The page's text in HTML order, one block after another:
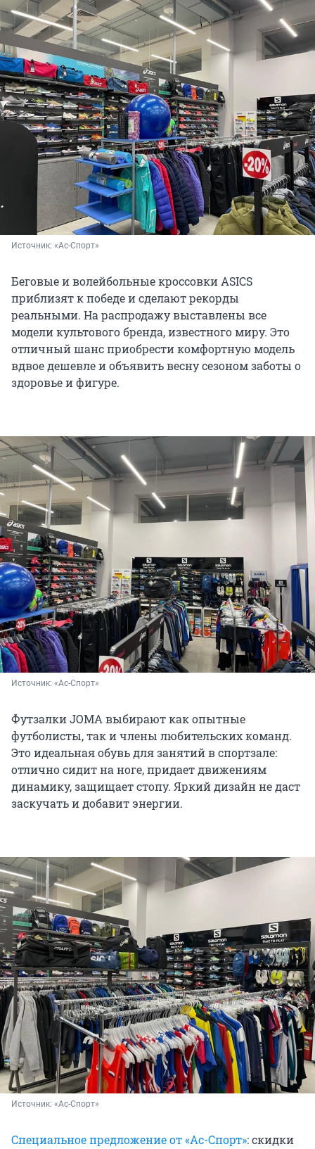
Источник: «Ас-Спорт»
Беговые и волейбольные кроссовки ASICS
приблизят к победе и сделают рекорды
реальными. На распродажу выставлены все
модели культового бренда, известного миру. Это
отличный шанс приобрести комфортную модель
вдвое дешевле и объявить весну сезоном заботы о
здоровье и фигуре.
Источник: «Ас-Спорт»
Футзалки JOMA выбирают как опытные
футболисты, так и члены любительских команд.
Это идеальная обувь для занятий в спортзале:
отлично сидит на ноге, придает движениям
динамику, защищает стопу. Яркий дизайн не даст
заскучать и добавит энергии.
Источник: «Ас-Спорт»
Специальное предложение от «Ас-Спорт»: скидки